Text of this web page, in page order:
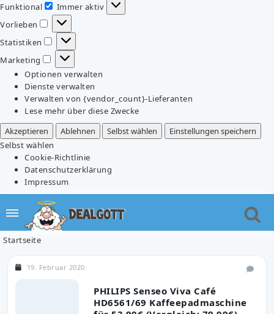
Funktional
Funktional
Immer aktiv
Vorlieben
Vorlieben
Statistiken
Statistiken
Marketing
Marketing
Optionen verwalten
Dienste verwalten
Verwalten von {vendor_count}-Lieferanten
Lese mehr über diese Zwecke
Akzeptieren
Ablehnen Selbst wählen
Einstellungen speichern
Selbst wählen
Cookie-Richtlinie
Datenschutzerklärung
Impressum
Startseite
PHILIPS Senseo Viva Café
HD6561/69 Kaffeepadmaschine
19. Februar 2020